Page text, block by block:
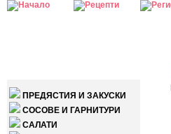
ПРЕДЯСТИЯ И ЗАКУСКИ
СОСОВЕ И ГАРНИТУРИ
САЛАТИ